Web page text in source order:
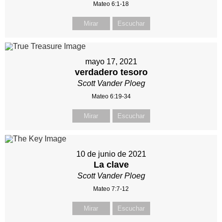
Mateo 6:1-18
Mirar Escuchar
mayo 17, 2021
verdadero tesoro
Scott Vander Ploeg
Mateo 6:19-34
Mirar Escuchar
10 de junio de 2021
La clave
Scott Vander Ploeg
Mateo 7:7-12
Mirar Escuchar